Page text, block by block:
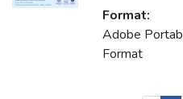
Format:
Adobe
Format